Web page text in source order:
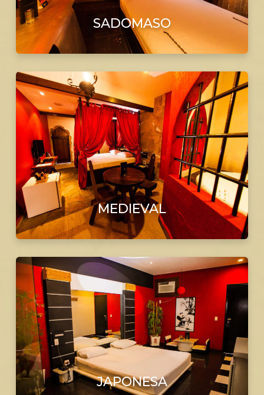
SADOMASO
MEDIEVAL
JAPONESA